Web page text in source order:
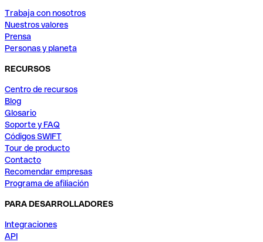
Trabaja con nosotros
Nuestros valores
Prensa
Personas y planeta
RECURSOS
Centro de recursos
Blog
Glosario
Soporte y FAQ
Códigos SWIFT
Tour de producto
Contacto
Recomendar empresas
Programa de afiliación
PARA DESARROLLADORES
Integraciones
API